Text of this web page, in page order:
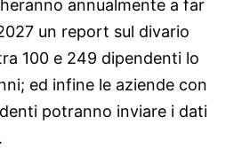
annualmente a far
un report sul divario
100 e 249 dipendenti lo
ed infine le aziende con
potranno inviare i dati